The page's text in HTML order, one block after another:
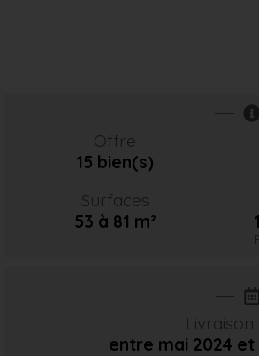
Offre
15 bien(s)
Surfaces
53 à 81 m²
Livraison
entre mai 2024 et